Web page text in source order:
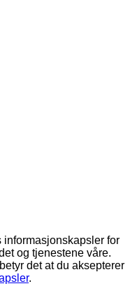
informasjonskapsler for
og tjenestene våre.
det at du aksepterer
.